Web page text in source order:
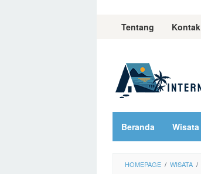
Tentang Kontak
Beranda Wisata
HOMEPAGE / WISATA /